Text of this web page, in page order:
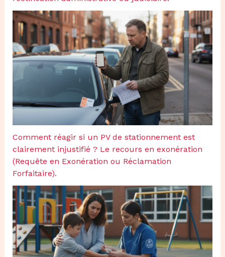
Comment réagir si un PV de stationnement est
clairement injustifié ? Le recours en exonération
(Requête en Exonération ou Réclamation
Forfaitaire).